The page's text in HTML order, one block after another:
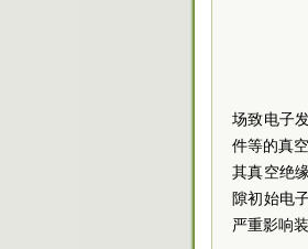
场致电子
件等的真
其真空绝
隙初始电
严重影响